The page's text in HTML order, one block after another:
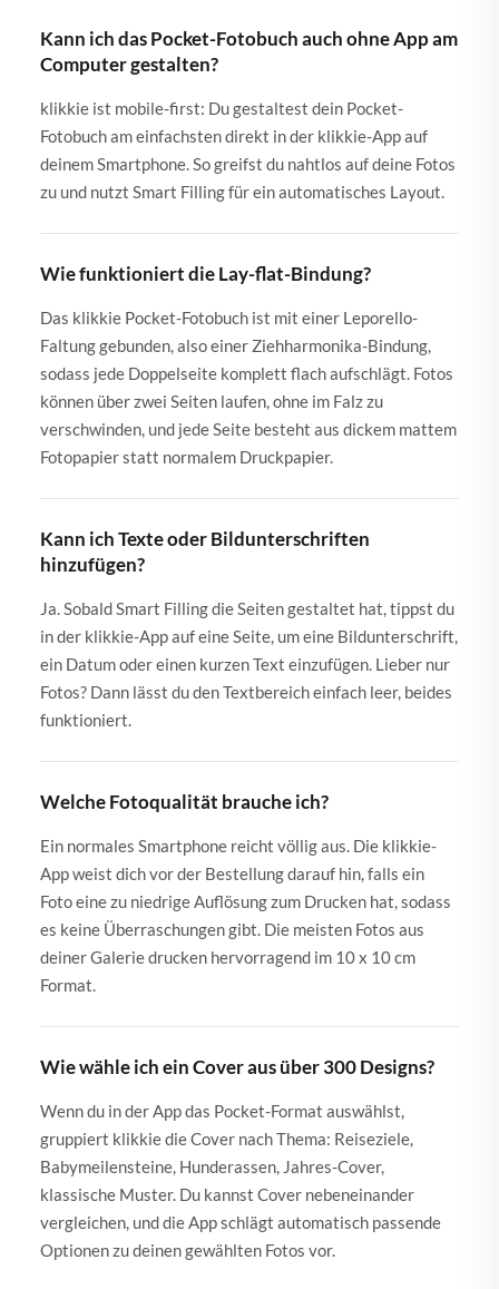
Kann ich das Pocket-Fotobuch auch ohne App am
Computer gestalten?
klikkie ist mobile-first: Du gestaltest dein Pocket-
Fotobuch am einfachsten direkt in der klikkie-App auf
deinem Smartphone. So greifst du nahtlos auf deine Fotos
zu und nutzt Smart Filling für ein automatisches Layout.
Wie funktioniert die Lay-flat-Bindung?
Das klikkie Pocket-Fotobuch ist mit einer Leporello-
Faltung gebunden, also einer Ziehharmonika-Bindung,
sodass jede Doppelseite komplett flach aufschlägt. Fotos
können über zwei Seiten laufen, ohne im Falz zu
verschwinden, und jede Seite besteht aus dickem mattem
Fotopapier statt normalem Druckpapier.
Kann ich Texte oder Bildunterschriften
hinzufügen?
Ja. Sobald Smart Filling die Seiten gestaltet hat, tippst du
in der klikkie-App auf eine Seite, um eine Bildunterschrift,
ein Datum oder einen kurzen Text einzufügen. Lieber nur
Fotos? Dann lässt du den Textbereich einfach leer, beides
funktioniert.
Welche Fotoqualität brauche ich?
Ein normales Smartphone reicht völlig aus. Die klikkie-
App weist dich vor der Bestellung darauf hin, falls ein
Foto eine zu niedrige Auflösung zum Drucken hat, sodass
es keine Überraschungen gibt. Die meisten Fotos aus
deiner Galerie drucken hervorragend im 10 x 10 cm
Format.
Wie wähle ich ein Cover aus über 300 Designs?
Wenn du in der App das Pocket-Format auswählst,
gruppiert klikkie die Cover nach Thema: Reiseziele,
Babymeilensteine, Hunderassen, Jahres-Cover,
klassische Muster. Du kannst Cover nebeneinander
vergleichen, und die App schlägt automatisch passende
Optionen zu deinen gewählten Fotos vor.